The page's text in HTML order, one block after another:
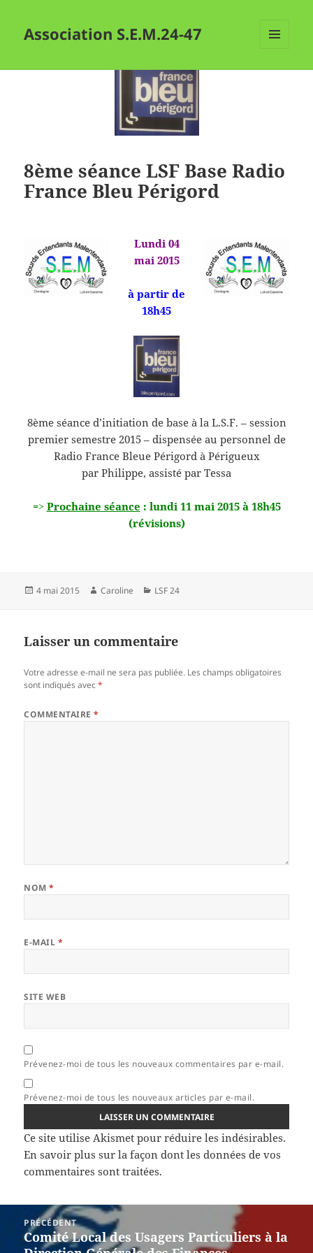
Association S.E.M.24-47
8ème séance LSF Base Radio
France Bleu Périgord
Lundi 04
mai 2015
à partir de
18h45
8ème séance d’initiation de base à la L.S.F. – session
premier semestre 2015 – dispensée au personnel de
Radio France Bleue Périgord à Périgueux
par Philippe, assisté par Tessa
=> Prochaine séance : lundi 11 mai 2015 à 18h45
(révisions)
Publié
4 mai 2015 Auteur
Caroline Catégories
LSF 24
Laisser un commentaire
Votre adresse e-mail ne sera pas publiée. Les champs obligatoires
sont indiqués avec*
COMMENTAIRE*
NOM*
E-MAIL *
SITE WEB
Prévenez-moi de tous les nouveaux commentaires par e-mail.
Prévenez-moi de tous les nouveaux articles par e-mail.
Ce site utilise Akismet pour réduire les indésirables.
En savoir plus sur la façon dont les données de vos
commentaires sont traitées.
Navigation
l’article
PRÉCÉDENT
Article
Comité Local des Usagers Particuliers à la